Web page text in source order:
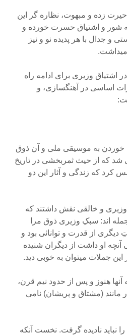
حیرت زده و مبهوت، نظاره گر این
شور و اشتیاق حسرت خورده و
و جدال با هر پدیده نو و نیز
میداشت.
اشتیاق وزیری برای ادامه راه
اساسی در آهنگسازی، و
خوردن به موسیقی ملی و آن ذوق
شد که از حیث ثمربخشی در تاریخ
کرد که زندگی و آثار این دو
و خالقی نقش داشتند که
اند: سبکِ وزیری ذوق مرا
دیگری از قدرت و توانائی بود و
آنچه او داشت از دیگران شنیده
آنها هنوز و پس از حدود نیم قرن،
(مشتاق و پریشان) نامی
را نباید نادیده گرفت. نخست آنکه